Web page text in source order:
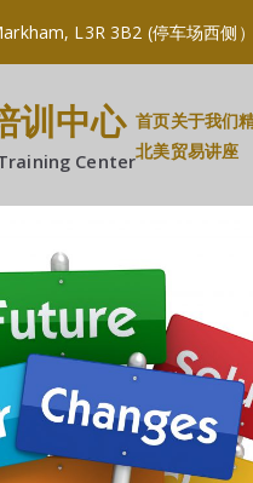
Markham, L3R 3B2 (停
训中心
Center
首页关于我们
北美贸易讲座